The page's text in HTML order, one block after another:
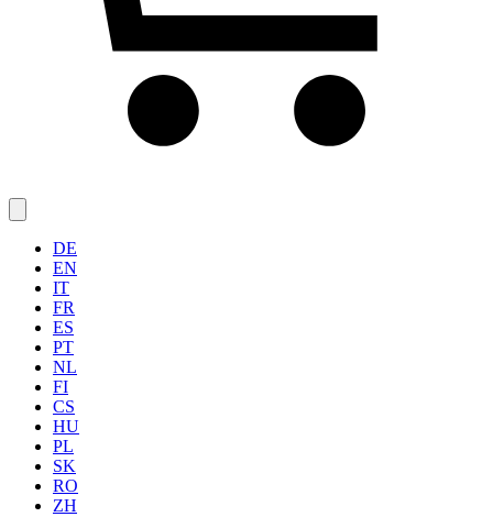
DE
EN
IT
FR
ES
PT
NL
FI
CS
HU
PL
SK
RO
ZH